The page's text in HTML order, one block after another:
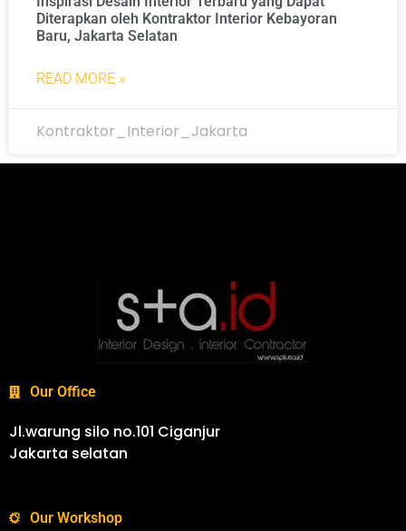
Diterapkan oleh Kontraktor Interior Kebayoran
Baru, Jakarta Selatan
READ MORE »
Kontraktor_Interior_Jakarta
Our Office
Jl.warung silo no.101 Ciganjur
Jakarta selatan
Our Workshop